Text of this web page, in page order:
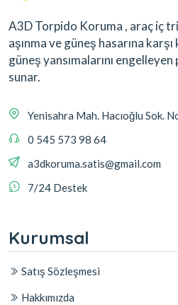
A3D Torpido Koruma , araç iç
aşınma ve güneş hasarına
güneş yansımalarını
sunar.
Yenisahra Mah. Hacıoğlu Sok.
0 545 573 98 64
a3dkoruma.satis@gmail.com
7/24 Destek
Kurumsal
Satış Sözleşmesi
Hakkımızda